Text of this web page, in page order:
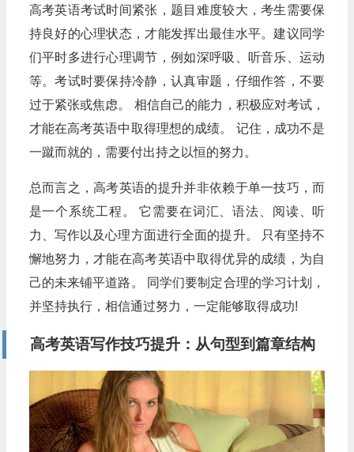
高考英语考试时间紧张，题目难度较大，考生需要保
持良好的心理状态，才能发挥出最佳水平。建议同学
们平时多进行心理调节，例如深呼吸、听音乐、运动
等。考试时要保持冷静，认真审题，仔细作答，不要
过于紧张或焦虑。 相信自己的能力，积极应对考试，
才能在高考英语中取得理想的成绩。 记住，成功不是
一蹴而就的，需要付出持之以恒的努力。
总而言之，高考英语的提升并非依赖于单一技巧，而
是一个系统工程。 它需要在词汇、语法、阅读、听
力、写作以及心理方面进行全面的提升。 只有坚持不
懈地努力，才能在高考英语中取得优异的成绩，为自
己的未来铺平道路。 同学们要制定合理的学习计划，
并坚持执行，相信通过努力，一定能够取得成功!
高考英语写作技巧提升：从句型到篇章结构